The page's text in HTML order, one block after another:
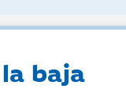
baja